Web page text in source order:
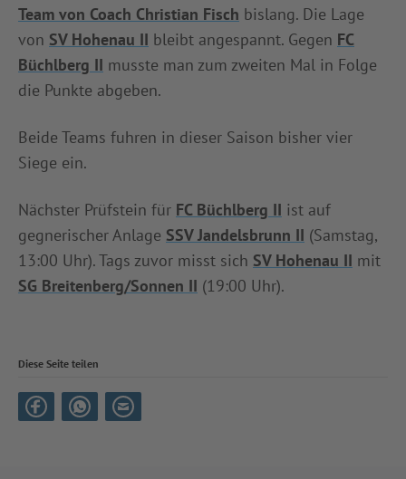
Team von Coach Christian Fisch bislang. Die Lage
von SV Hohenau II bleibt angespannt. Gegen FC
Büchlberg II musste man zum zweiten Mal in Folge
die Punkte abgeben.
Beide Teams fuhren in dieser Saison bisher vier
Siege ein.
Nächster Prüfstein für FC Büchlberg II ist auf
gegnerischer Anlage SSV Jandelsbrunn II (Samstag,
13:00 Uhr). Tags zuvor misst sich SV Hohenau II mit
SG Breitenberg/Sonnen II (19:00 Uhr).
Diese Seite teilen